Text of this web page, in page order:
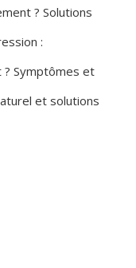
? Solutions
:
? Symptômes et
et solutions